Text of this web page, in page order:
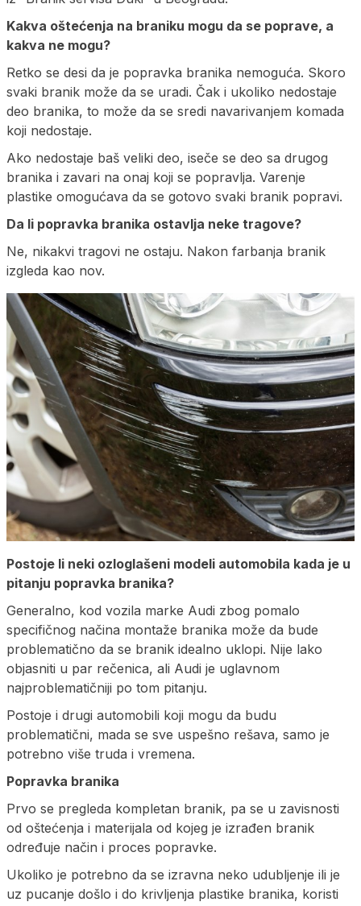
Kakva oštećenja na braniku mogu da se poprave, a
kakva ne mogu?
Retko se desi da je popravka branika nemoguća. Skoro
svaki branik može da se uradi. Čak i ukoliko nedostaje
deo branika, to može da se sredi navarivanjem komada
koji nedostaje.
Ako nedostaje baš veliki deo, iseče se deo sa drugog
branika i zavari na onaj koji se popravlja. Varenje
plastike omogućava da se gotovo svaki branik popravi.
Da li popravka branika ostavlja neke tragove?
Ne, nikakvi tragovi ne ostaju. Nakon farbanja branik
izgleda kao nov.
Postoje li neki ozloglašeni modeli automobila kada je u
pitanju popravka branika?
Generalno, kod vozila marke Audi zbog pomalo
specifičnog načina montaže branika može da bude
problematično da se branik idealno uklopi. Nije lako
objasniti u par rečenica, ali Audi je uglavnom
najproblematičniji po tom pitanju.
Postoje i drugi automobili koji mogu da budu
problematični, mada se sve uspešno rešava, samo je
potrebno više truda i vremena.
Popravka branika
Prvo se pregleda kompletan branik, pa se u zavisnosti
od oštećenja i materijala od kojeg je izrađen branik
određuje način i proces popravke.
Ukoliko je potrebno da se izravna neko udubljenje ili je
uz pucanje došlo i do krivljenja plastike branika, koristi